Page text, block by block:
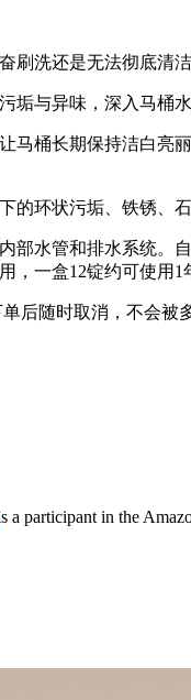
刷洗还是无法彻底清
垢与异味，深入马桶
马桶长期保持洁白亮
的环状污垢、铁锈、
部水管和排水系统。
，一盒12锭约可使用1
后随时取消，不会被
a participant in the